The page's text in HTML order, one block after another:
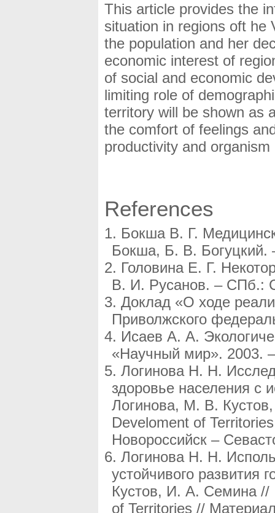
This article provides the
situation in regions oft he
the population and her
economic interest of
of social and economic
limiting role of
territory will be shown as
the comfort of feelings
productivity and organism
References
Бокша В. Г.
Бокша, Б. В. Богуцкий.
Головина Е. Г.
В. И. Русанов. – СПб.:
Доклад «О ходе
Приволжского
Исаев А. А.
«Научный мир». 2003.
Логинова Н. Н.
здоровье населения с
Логинова, М. В.
Develoment of
Новороссийск –
Логинова Н. Н.
устойчивого развития
Кустов, И. А. Семина //
of Territories //